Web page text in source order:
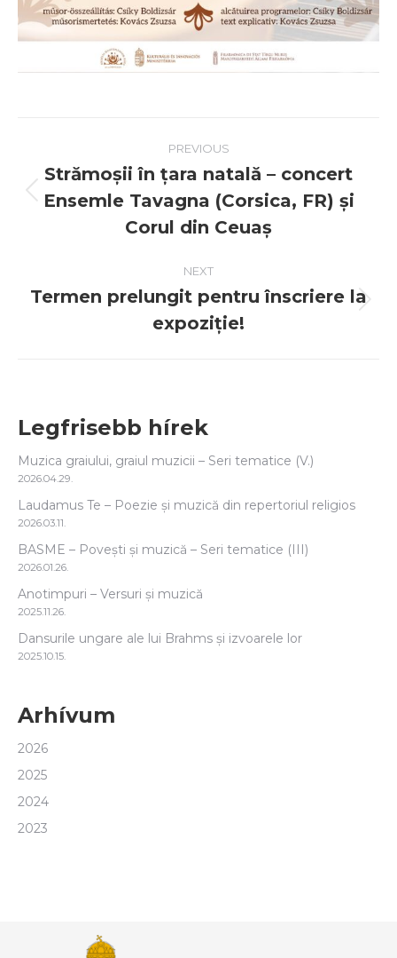
navigation
PREVIOUS
Previous
post:
Strămoșii în țara natală – concert
Ensemle Tavagna (Corsica, FR) și
Corul din Ceuaș
NEXT
Next
post:
Termen prelungit pentru înscriere la
expoziție!
Legfrisebb hírek
Muzica graiului, graiul muzicii – Seri tematice (V.)
2026.04.29.
Laudamus Te – Poezie și muzică din repertoriul religios
2026.03.11.
BASME – Povești și muzică – Seri tematice (III)
2026.01.26.
Anotimpuri – Versuri și muzică
2025.11.26.
Dansurile ungare ale lui Brahms și izvoarele lor
2025.10.15.
Arhívum
2026
2025
2024
2023